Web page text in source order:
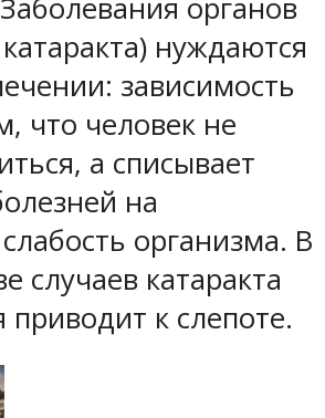
органов
нуждаются
зависимость
что человек не
а списывает
на
организма. В
случаев катаракта
приводит к слепоте.